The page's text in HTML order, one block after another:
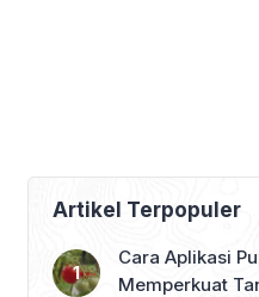
Artikel Terpopuler
Cara Aplikasi
Memperkuat